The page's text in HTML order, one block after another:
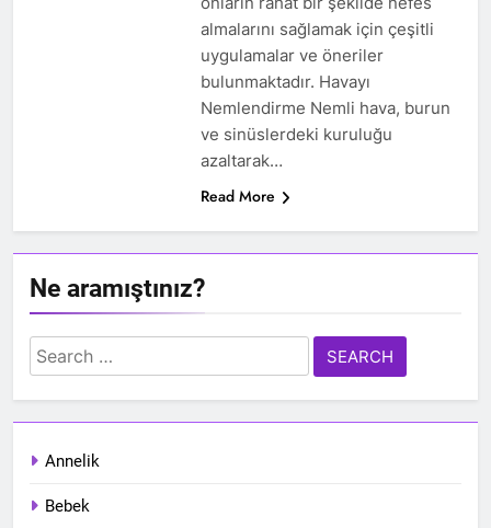
almalarını sağlamak için çeşitli
uygulamalar ve öneriler
bulunmaktadır. Havayı
Nemlendirme Nemli hava, burun
ve sinüslerdeki kuruluğu
azaltarak…
Read More
Ne aramıştınız?
Search
for:
Annelik
Bebek